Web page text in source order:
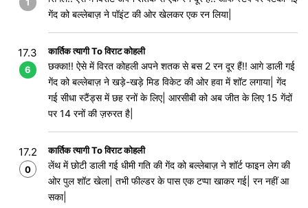
गेंद को बल्लेबाज़ ने पॉइंट की ओर खेलकर एक रन लिया|
17.3
6
कार्तिक त्यागी To विराट कोहली
छक्का!! ऐसे में विरत कोहली अपने शतक से बस 2 रन दूर हैं!! आगे डाली गई
गेंद को बल्लेबाज़ ने खड़े-खड़े मिड विकेट की ओर हवा में शॉट लगाया| गेंद
गई सीधा स्टैंड्स में छह रनों के लिए| आरसीबी को अब जीत के लिए 15 गेंदों
पर 14 रनों की ज़रुरत है|
17.2
0
कार्तिक त्यागी To विराट कोहली
लेंथ में छोटी डाली गई धीमी गति की गेंद को बल्लेबाज़ ने शॉर्ट फाइन लेग की
ओर पुल शॉट खेला| तभी फील्डर के पास एक टप्पा खाकर गई| रन नहीं आ
सका|